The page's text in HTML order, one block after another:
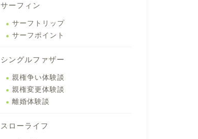
サーフィン
サーフトリップ
サーフポイント
シングルファザー
親権争い体験談
親権変更体験談
離婚体験談
スローライフ